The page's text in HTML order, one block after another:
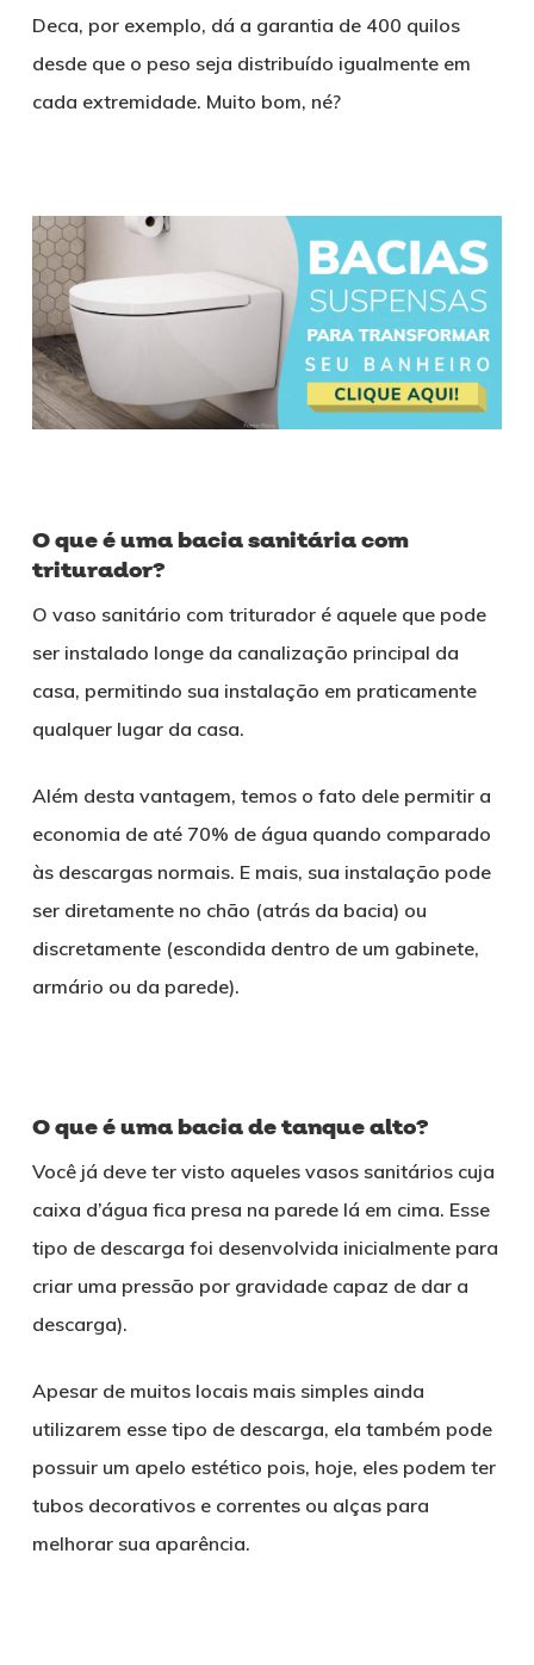
Deca, por exemplo, dá a garantia de 400 quilos
desde que o peso seja distribuído igualmente em
cada extremidade. Muito bom, né?
O que é uma bacia sanitária com
triturador?
O vaso sanitário com triturador é aquele que pode
ser instalado longe da canalização principal da
casa, permitindo sua instalação em praticamente
qualquer lugar da casa.
Além desta vantagem, temos o fato dele permitir a
economia de até 70% de água quando comparado
às descargas normais. E mais, sua instalação pode
ser diretamente no chão (atrás da bacia) ou
discretamente (escondida dentro de um gabinete,
armário ou da parede).
O que é uma bacia de tanque alto?
Você já deve ter visto aqueles vasos sanitários cuja
caixa d’água fica presa na parede lá em cima. Esse
tipo de descarga foi desenvolvida inicialmente para
criar uma pressão por gravidade capaz de dar a
descarga).
Apesar de muitos locais mais simples ainda
utilizarem esse tipo de descarga, ela também pode
possuir um apelo estético pois, hoje, eles podem ter
tubos decorativos e correntes ou alças para
melhorar sua aparência.